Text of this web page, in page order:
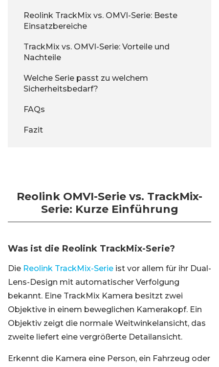
Reolink TrackMix vs. OMVI-Serie: Beste
Einsatzbereiche
TrackMix vs. OMVI-Serie: Vorteile und
Nachteile
Welche Serie passt zu welchem
Sicherheitsbedarf?
FAQs
Fazit
Reolink OMVI-Serie vs. TrackMix-
Serie: Kurze Einführung
Was ist die Reolink TrackMix-Serie?
Die Reolink TrackMix-Serie ist vor allem für ihr Dual-
Lens-Design mit automatischer Verfolgung
bekannt. Eine TrackMix Kamera besitzt zwei
Objektive in einem beweglichen Kamerakopf. Ein
Objektiv zeigt die normale Weitwinkelansicht, das
zweite liefert eine vergrößerte Detailansicht.
Erkennt die Kamera eine Person, ein Fahrzeug oder